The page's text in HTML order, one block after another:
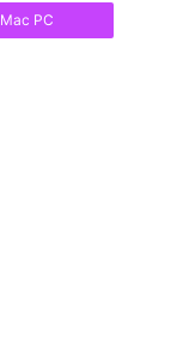
Mac PC